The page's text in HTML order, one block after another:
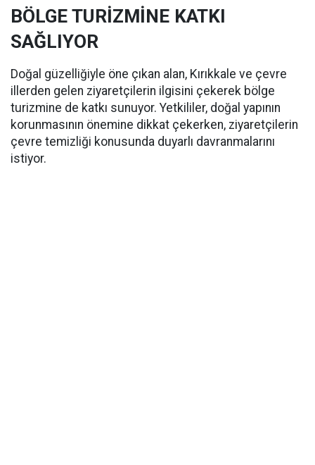
BÖLGE TURİZMİNE KATKI
SAĞLIYOR
Doğal güzelliğiyle öne çıkan alan, Kırıkkale ve çevre
illerden gelen ziyaretçilerin ilgisini çekerek bölge
turizmine de katkı sunuyor. Yetkililer, doğal yapının
korunmasının önemine dikkat çekerken, ziyaretçilerin
çevre temizliği konusunda duyarlı davranmalarını
istiyor.